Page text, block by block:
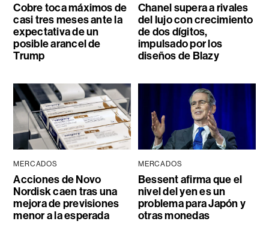
Cobre toca máximos de
casi tres meses ante la
expectativa de un
posible arancel de
Trump
Chanel supera a rivales
del lujo con crecimiento
de dos dígitos,
impulsado por los
diseños de Blazy
MERCADOS
Acciones de Novo
Nordisk caen tras una
mejora de previsiones
menor a la esperada
MERCADOS
Bessent afirma que el
nivel del yen es un
problema para Japón y
otras monedas